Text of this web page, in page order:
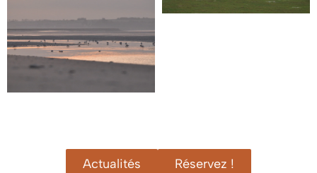
Actualités Réservez !